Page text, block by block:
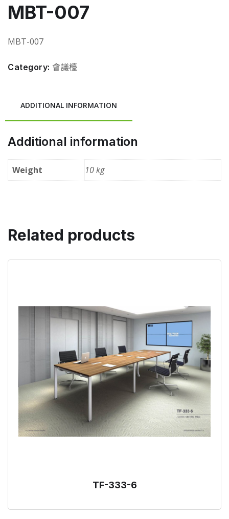
MBT-007
MBT-007
Category: 會議檯
ADDITIONAL INFORMATION
Additional information
Weight 10 kg
Related products
TF-333-6